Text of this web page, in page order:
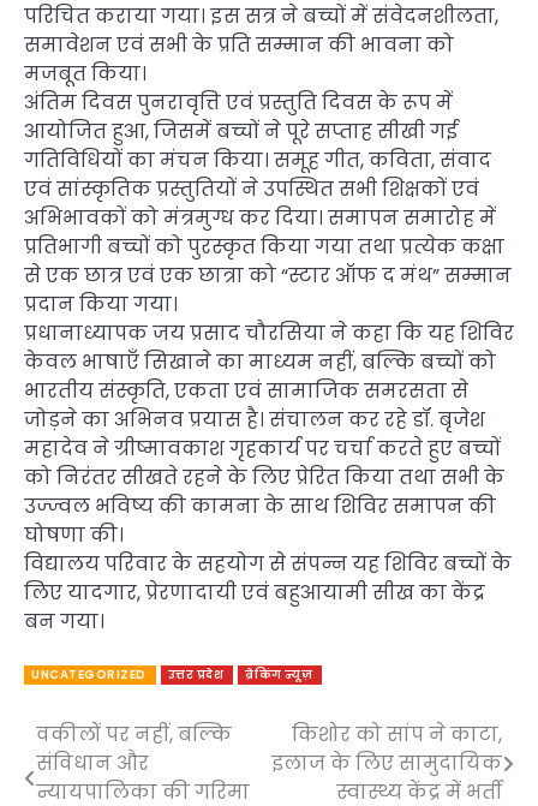
परिचित कराया गया। इस सत्र ने बच्चों में संवेदनशीलता,
समावेशन एवं सभी के प्रति सम्मान की भावना को
मजबूत किया।
अंतिम दिवस पुनरावृत्ति एवं प्रस्तुति दिवस के रूप में
आयोजित हुआ, जिसमें बच्चों ने पूरे सप्ताह सीखी गई
गतिविधियों का मंचन किया। समूह गीत, कविता, संवाद
एवं सांस्कृतिक प्रस्तुतियों ने उपस्थित सभी शिक्षकों एवं
अभिभावकों को मंत्रमुग्ध कर दिया। समापन समारोह में
प्रतिभागी बच्चों को पुरस्कृत किया गया तथा प्रत्येक कक्षा
से एक छात्र एवं एक छात्रा को “स्टार ऑफ द मंथ” सम्मान
प्रदान किया गया।
प्रधानाध्यापक जय प्रसाद चौरसिया ने कहा कि यह शिविर
केवल भाषाएँ सिखाने का माध्यम नहीं, बल्कि बच्चों को
भारतीय संस्कृति, एकता एवं सामाजिक समरसता से
जोड़ने का अभिनव प्रयास है। संचालन कर रहे डॉ. बृजेश
महादेव ने ग्रीष्मावकाश गृहकार्य पर चर्चा करते हुए बच्चों
को निरंतर सीखते रहने के लिए प्रेरित किया तथा सभी के
उज्ज्वल भविष्य की कामना के साथ शिविर समापन की
घोषणा की।
विद्यालय परिवार के सहयोग से संपन्न यह शिविर बच्चों के
लिए यादगार, प्रेरणादायी एवं बहुआयामी सीख का केंद्र
बन गया।
UNCATEGORIZED उत्तर प्रदेश ब्रेकिंग न्यूज़
Post
navigation
वकीलों पर नहीं, बल्कि
संविधान और
न्यायपालिका की गरिमा
किशोर को सांप ने काटा,
इलाज के लिए सामुदायिक
स्वास्थ्य केंद्र में भर्ती